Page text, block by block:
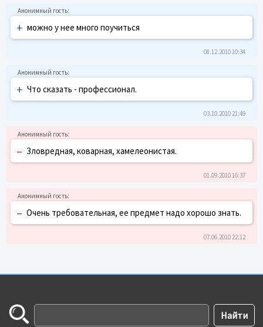
+ можно у нее много поучиться
08.12.2010 10:34
+ Что сказать - профессионал.
03.10.2010 21:49
– Зловредная, коварная, хамелеонистая.
01.09.2010 16:37
– Очень требовательная, ее предмет надо хорошо знать.
07.06.2010 22:12